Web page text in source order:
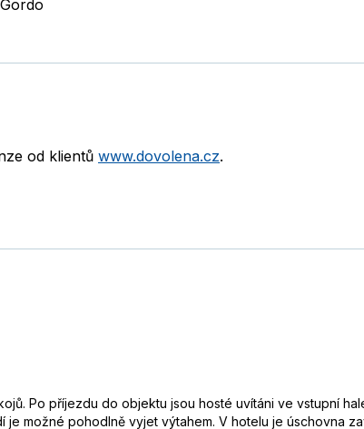
od klientů www.dovolena.cz.
Po příjezdu do objektu jsou hosté uvítáni ve vstupní
možné pohodlně vyjet výtahem. V hotelu je úschovna